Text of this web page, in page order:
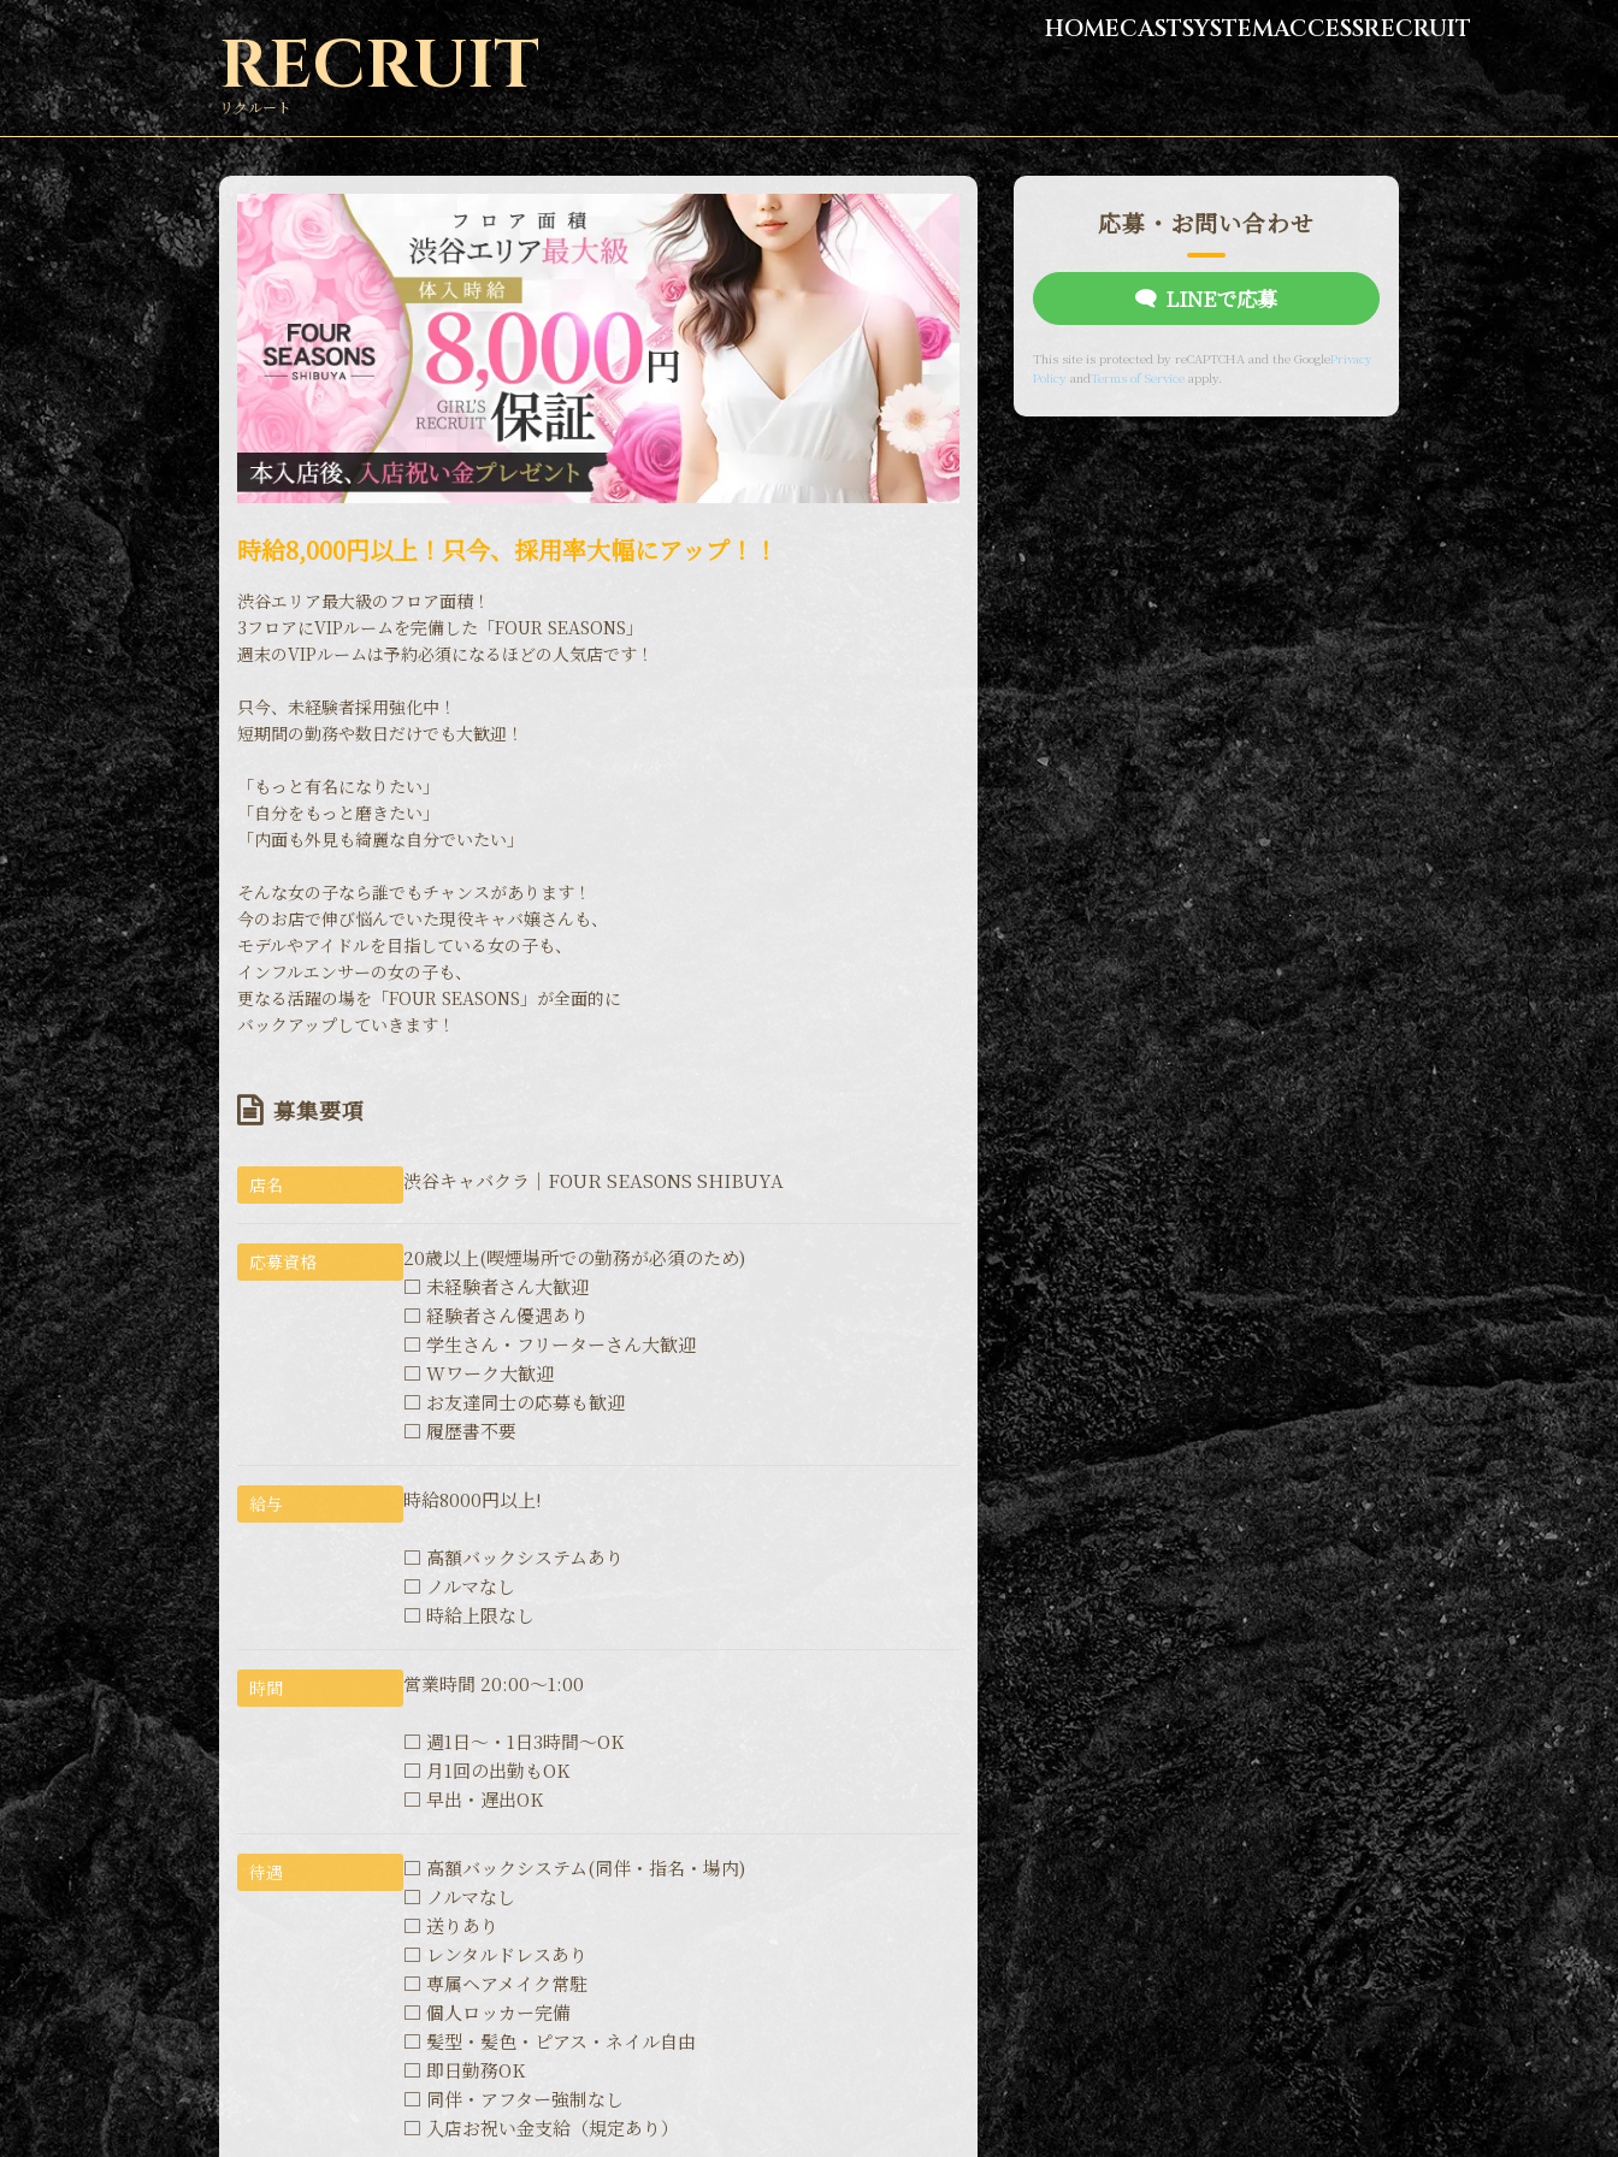
HOMECASTSYSTEMACCESSRECRUIT
RECRUIT
リクルート
時給8,000円以上！只今、採用率大幅にアップ！！
渋谷エリア最大級のフロア面積！
3フロアにVIPルームを完備した「FOUR SEASONS」
週末のVIPルームは予約必須になるほどの人気店です！
只今、未経験者採用強化中！
短期間の勤務や数日だけでも大歓迎！
「もっと有名になりたい」
「自分をもっと磨きたい」
「内面も外見も綺麗な自分でいたい」
そんな女の子なら誰でもチャンスがあります！
今のお店で伸び悩んでいた現役キャバ嬢さんも、
モデルやアイドルを目指している女の子も、
インフルエンサーの女の子も、
更なる活躍の場を「FOUR SEASONS」が全面的に
バックアップしていきます！
募集要項
店名 渋谷キャバクラ│FOUR SEASONS SHIBUYA
応募資格
20歳以上(喫煙場所での勤務が必須のため)
□ 未経験者さん大歓迎
□ 経験者さん優遇あり
□ 学生さん・フリーターさん大歓迎
□ Wワーク大歓迎
□ お友達同士の応募も歓迎
□ 履歴書不要
給与 時給8000円以上!
□ 高額バックシステムあり
□ ノルマなし
□ 時給上限なし
時間 営業時間 20:00～1:00
□ 週1日～・1日3時間～OK
□ 月1回の出勤もOK
□ 早出・遅出OK
待遇
□ 高額バックシステム(同伴・指名・場内)
□ ノルマなし
□ 送りあり
□ レンタルドレスあり
□ 専属ヘアメイク常駐
□ 個人ロッカー完備
□ 髪型・髪色・ピアス・ネイル自由
□ 即日勤務OK
□ 同伴・アフター強制なし
□ 入店お祝い金支給（規定あり）
応募・お問い合わせ
LINEで応募
This site is protected by reCAPTCHA and the GooglePrivacy
Policy andTerms of Service apply.